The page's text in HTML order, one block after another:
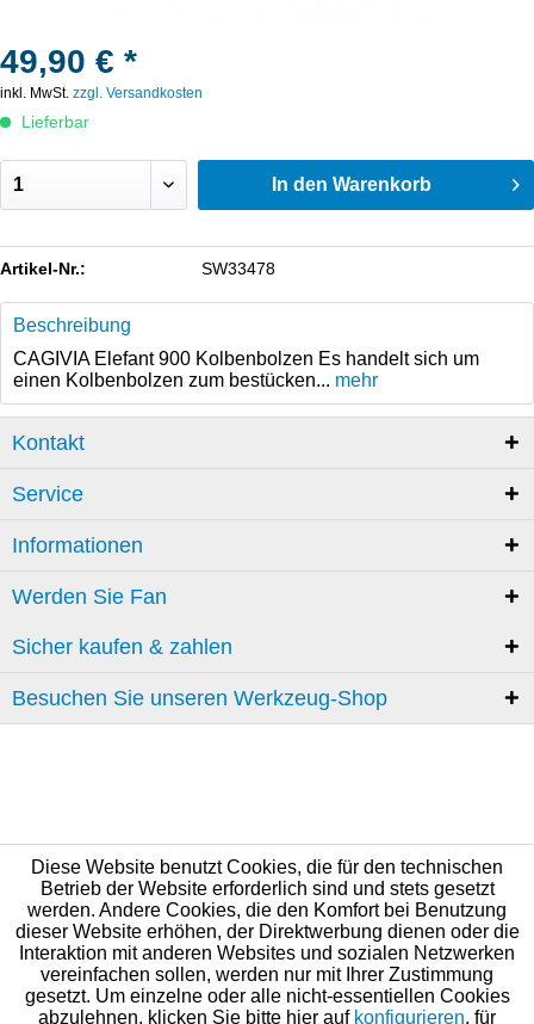
49,90 € *
inkl. MwSt. zzgl. Versandkosten
Lieferbar
In den Warenkorb
Artikel-Nr.: SW33478
Beschreibung
CAGIVIA Elefant 900 Kolbenbolzen Es handelt sich um
einen Kolbenbolzen zum bestücken... mehr
Kontakt
Service
Informationen
Werden Sie Fan
Sicher kaufen & zahlen
Besuchen Sie unseren Werkzeug-Shop
Diese Website benutzt Cookies, die für den technischen
Betrieb der Website erforderlich sind und stets gesetzt
werden. Andere Cookies, die den Komfort bei Benutzung
dieser Website erhöhen, der Direktwerbung dienen oder die
Interaktion mit anderen Websites und sozialen Netzwerken
vereinfachen sollen, werden nur mit Ihrer Zustimmung
gesetzt. Um einzelne oder alle nicht-essentiellen Cookies
abzulehnen, klicken Sie bitte hier auf konfigurieren, für